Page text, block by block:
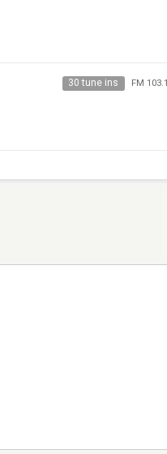
30 tune ins FM 103.1